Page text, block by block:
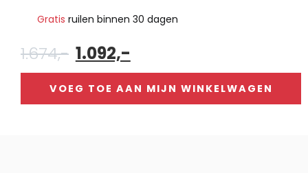
Gratis ruilen binnen 30 dagen
1.674,- Oorspronkelijke
prijs
was:
1.674,-.
1.092,-
prijs
is:
1.092,-.
VOEG TOE AAN MIJN WINKELWAGEN